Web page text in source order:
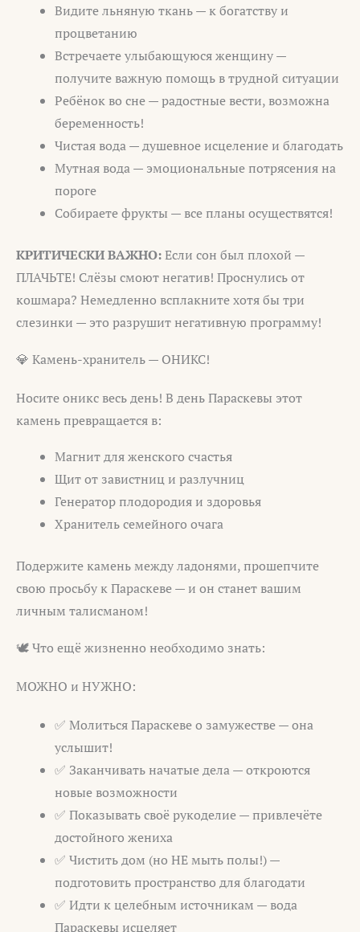
Видите льняную ткань — к богатству и
процветанию
Встречаете улыбающуюся женщину —
получите важную помощь в трудной ситуации
Ребёнок во сне — радостные вести, возможна
беременность!
Чистая вода — душевное исцеление и благодать
Мутная вода — эмоциональные потрясения на
пороге
Собираете фрукты — все планы осуществятся!
КРИТИЧЕСКИ ВАЖНО:Если сон был плохой —
ПЛАЧЬТЕ! Слёзы смоют негатив! Проснулись от
кошмара? Немедленно всплакните хотя бы три
слезинки — это разрушит негативную программу!
💎 Камень-хранитель — ОНИКС!
Носите оникс весь день! В день Параскевы этот
камень превращается в:
Магнит для женского счастья
Щит от завистниц и разлучниц
Генератор плодородия и здоровья
Хранитель семейного очага
Подержите камень между ладонями, прошепчите
свою просьбу к Параскеве — и он станет вашим
личным талисманом!
🕊️ Что ещё жизненно необходимо знать:
МОЖНО и НУЖНО:
✅ Молиться Параскеве о замужестве — она
услышит!
✅ Заканчивать начатые дела — откроются
новые возможности
✅ Показывать своё рукоделие — привлечёте
достойного жениха
✅ Чистить дом (но НЕ мыть полы!) —
подготовить пространство для благодати
✅ Идти к целебным источникам — вода
Параскевы исцеляет